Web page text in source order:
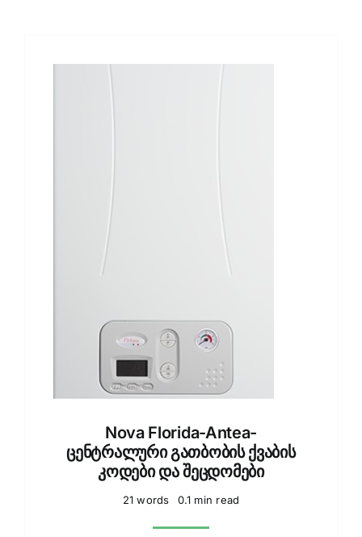
Nova Florida-Antea-
ცენტრალური გათბობის ქვაბის
კოდები და შეცდომები
21 words 0.1 min read